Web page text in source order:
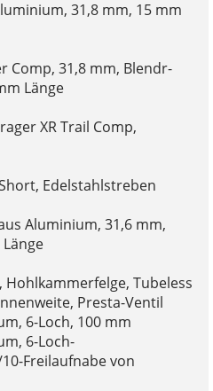
31,8 mm, 15 mm
Comp, 31,8 mm, Blendr-
Länge
XR Trail Comp,
Edelstahlstreben
Aluminium, 31,6 mm,
Hohlkammerfelge, Tubeless
Presta-Ventil
6-Loch, 100 mm
6-Loch-
Freilaufnabe von